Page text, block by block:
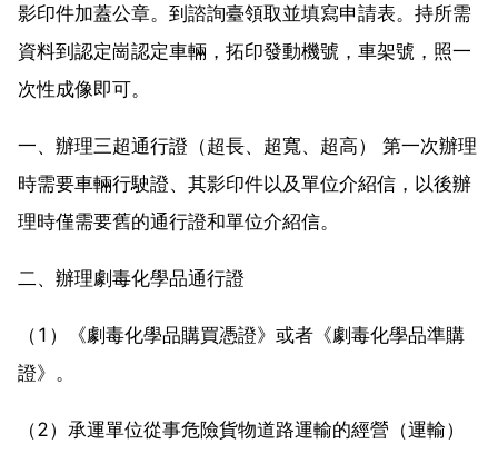
影印件加蓋公章。到諮詢臺領取並填寫申請表。持所需
資料到認定崗認定車輛，拓印發動機號，車架號，照一
次性成像即可。
一、辦理三超通行證（超長、超寬、超高） 第一次辦理
時需要車輛行駛證、其影印件以及單位介紹信，以後辦
理時僅需要舊的通行證和單位介紹信。
二、辦理劇毒化學品通行證
（1）《劇毒化學品購買憑證》或者《劇毒化學品準購
證》。
（2）承運單位從事危險貨物道路運輸的經營（運輸）